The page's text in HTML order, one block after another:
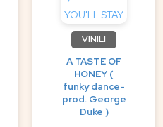
VINILI
A TASTE OF
HONEY (
funky dance-
prod. George
Duke )